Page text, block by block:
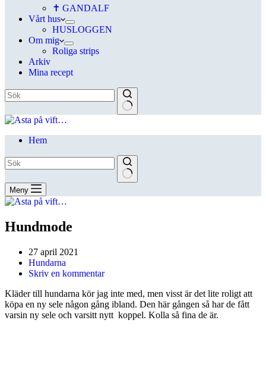
✝ GANDALF
Vårt hus
HUSLOGGEN
Om mig
Roliga strips
Arkiv
Mina recept
Hem
Meny
Hundmode
27 april 2021
Hundarna
Skriv en kommentar
Kläder till hundarna kör jag inte med, men visst är det lite roligt att
köpa en ny sele någon gång ibland. Den här gången så har de fått
varsin ny sele och varsitt nytt koppel. Kolla så fina de är.